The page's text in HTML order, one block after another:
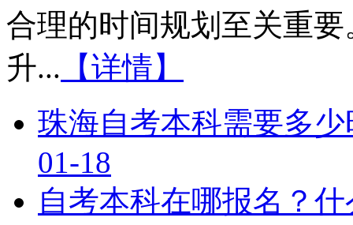
合理的时间规划至关重
升... 【详情】
珠海自考本科需要多
01-18
自考本科在哪报名？